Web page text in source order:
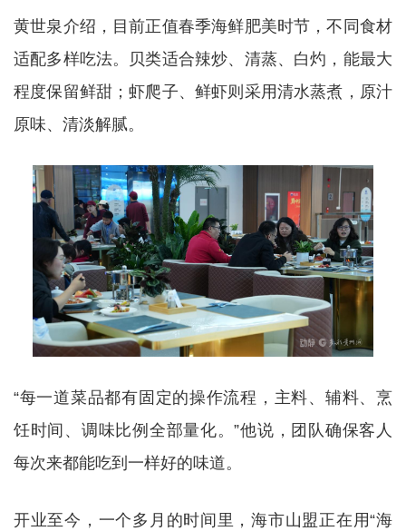
黄世泉介绍，目前正值春季海鲜肥美时节，不同食材
适配多样吃法。贝类适合辣炒、清蒸、白灼，能最大
程度保留鲜甜；虾爬子、鲜虾则采用清水蒸煮，原汁
原味、清淡解腻。
“每一道菜品都有固定的操作流程，主料、辅料、烹
饪时间、调味比例全部量化。”他说，团队确保客人
每次来都能吃到一样好的味道。
开业至今，一个多月的时间里，海市山盟正在用“海